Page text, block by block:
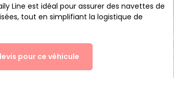
Line est idéal pour assurer des navettes de
tout en simplifiant la logistique de
pour ce véhicule